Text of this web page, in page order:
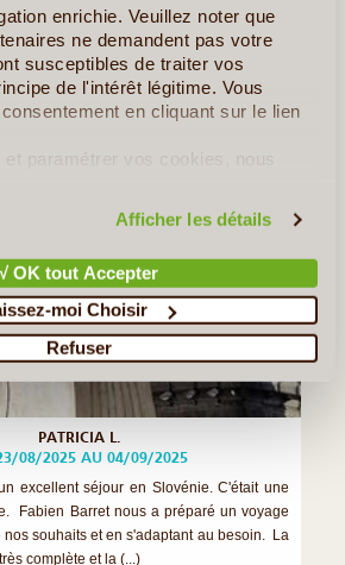
enrichie. Veuillez noter que
ne demandent pas votre
susceptibles de traiter vos
de l'intérêt légitime. Vous
en cliquant sur le lien
paramétrer vos cookies, nous
Afficher les détails
√ OK tout Accepter
moi Choisir
Refuser
! Avec Alan (...)
Lire la suite ≻
SLOVÉNIE
Randonnée Slovénie
PATRICIA L.
08/2025 AU 04/09/2025
excellent séjour en Slovénie. C'était une
Fabien Barret nous a préparé un voyage
nos souhaits et en s'adaptant au besoin. La
complète et la (...)